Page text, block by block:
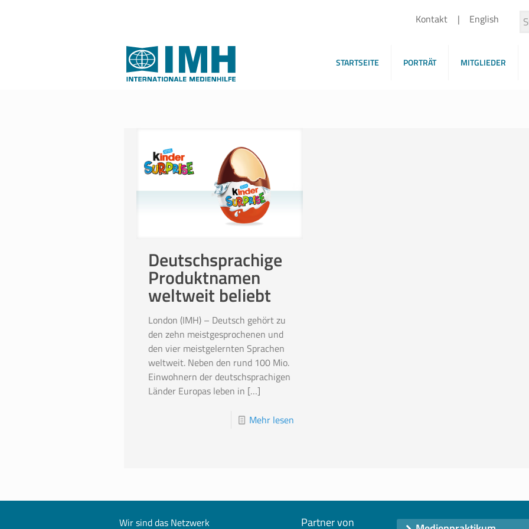
Kontakt English
STARTSEITE PORTRÄT MITGLIEDER
Deutschsprachige
Produktnamen
weltweit beliebt
London (IMH) – Deutsch gehört zu
den zehn meistgesprochenen und
den vier meistgelernten Sprachen
weltweit. Neben den rund 100 Mio.
Einwohnern der deutschsprachigen
Länder Europas leben in […]
Mehr lesen
Wir sind das Netzwerk Partner von